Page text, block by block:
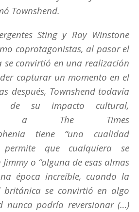
Townshend.
Sting y Ray Winstone
coprotagonistas, al pasar el
se convirtió en una realización
capturar un momento en el
después, Townshend todavía
de su impacto cultural,
a The Times
tiene “una cualidad
permite que cualquiera se
o “alguna de esas almas
época increíble, cuando la
británica se convirtió en algo
nunca podría reversionar (…)